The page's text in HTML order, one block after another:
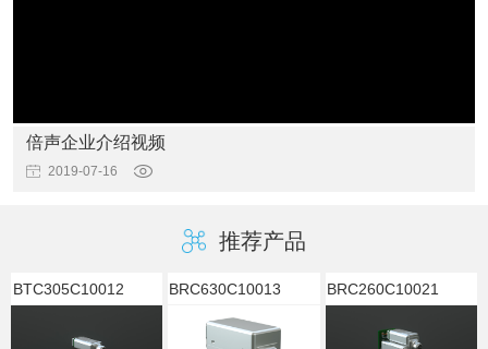
倍声企业介绍视频
2019-07-16
推荐产品
BTC305C10012 BRC630C10013 BRC260C10021